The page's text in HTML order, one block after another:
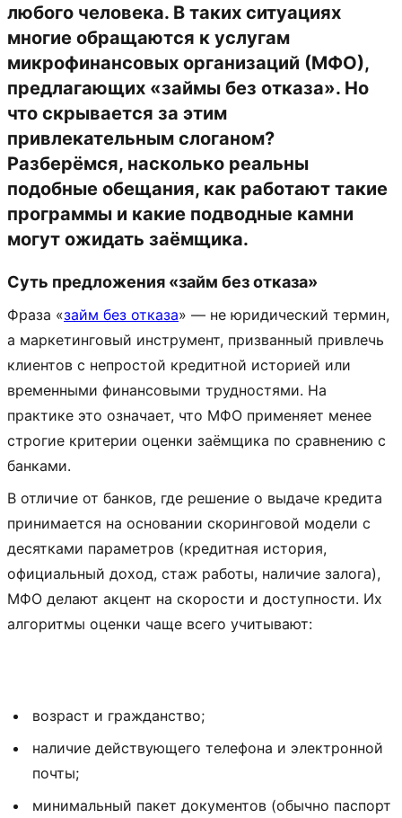
любого человека. В таких ситуациях
многие обращаются к услугам
микрофинансовых организаций (МФО),
предлагающих «займы без отказа». Но
что скрывается за этим
привлекательным слоганом?
Разберёмся, насколько реальны
подобные обещания, как работают такие
программы и какие подводные камни
могут ожидать заёмщика.
Суть предложения «займ без отказа»
Фраза «займ без отказа» — не юридический термин,
а маркетинговый инструмент, призванный привлечь
клиентов с непростой кредитной историей или
временными финансовыми трудностями. На
практике это означает, что МФО применяет менее
строгие критерии оценки заёмщика по сравнению с
банками.
В отличие от банков, где решение о выдаче кредита
принимается на основании скоринговой модели с
десятками параметров (кредитная история,
официальный доход, стаж работы, наличие залога),
МФО делают акцент на скорости и доступности. Их
алгоритмы оценки чаще всего учитывают:
возраст и гражданство;
наличие действующего телефона и электронной
почты;
минимальный пакет документов (обычно паспорт